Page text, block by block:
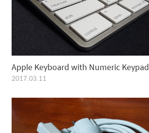
Apple Keyboard with Numeric Keypad
2017.03.11